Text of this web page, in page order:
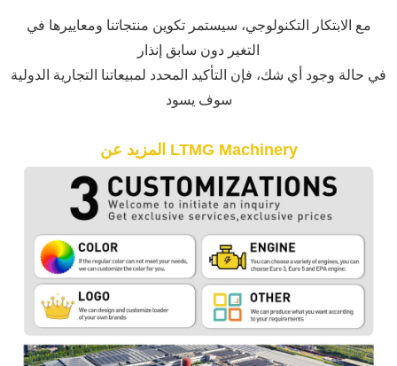
مع الابتكار التكنولوجي، سيستمر تكوين منتجاتنا ومعاييرها في
التغير دون سابق إنذار
في حالة وجود أي شك، فإن التأكيد المحدد لمبيعاتنا التجارية الدولية
سوف يسود
المزيد عن LTMG Machinery